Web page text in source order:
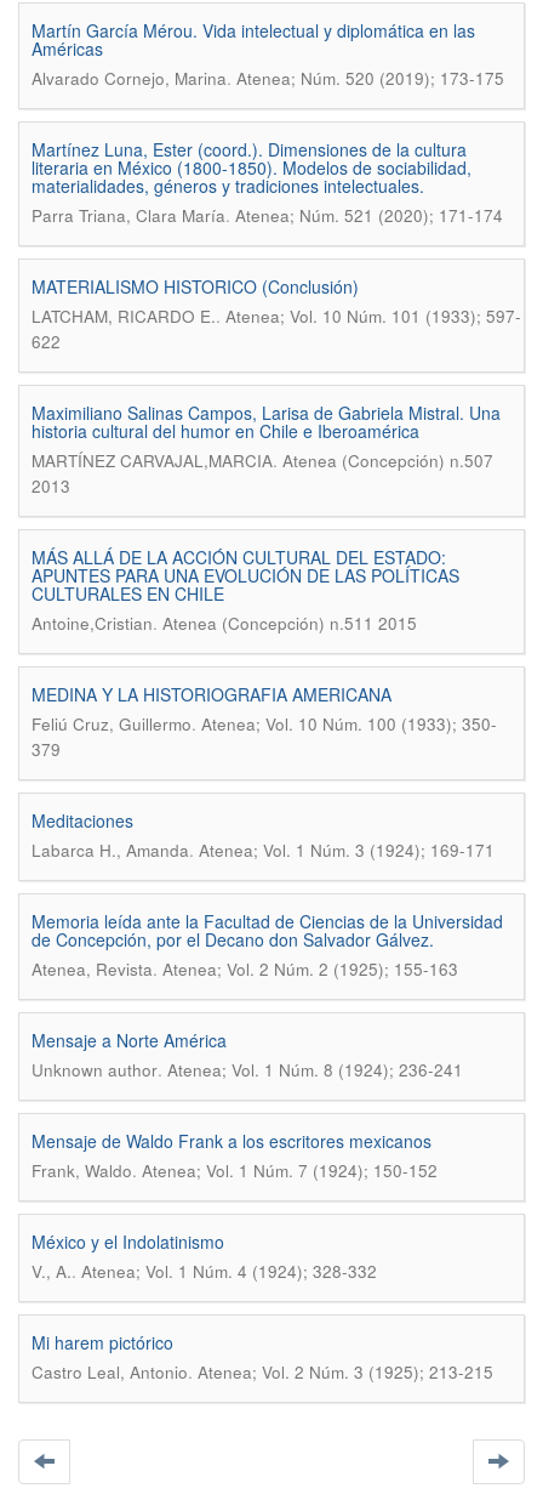
Martín García Mérou. Vida intelectual y diplomática en las
Américas
Alvarado Cornejo, Marina. Atenea; Núm. 520 (2019); 173-175
Martínez Luna, Ester (coord.). Dimensiones de la cultura
literaria en México (1800-1850). Modelos de sociabilidad,
materialidades, géneros y tradiciones intelectuales.
Parra Triana, Clara María. Atenea; Núm. 521 (2020); 171-174
MATERIALISMO HISTORICO (Conclusión)
LATCHAM, RICARDO E.. Atenea; Vol. 10 Núm. 101 (1933); 597-
622
Maximiliano Salinas Campos, Larisa de Gabriela Mistral. Una
historia cultural del humor en Chile e Iberoamérica
MARTÍNEZ CARVAJAL,MARCIA. Atenea (Concepción) n.507
2013
MÁS ALLÁ DE LA ACCIÓN CULTURAL DEL ESTADO:
APUNTES PARA UNA EVOLUCIÓN DE LAS POLÍTICAS
CULTURALES EN CHILE
Antoine,Cristian. Atenea (Concepción) n.511 2015
MEDINA Y LA HISTORIOGRAFIA AMERICANA
Feliú Cruz, Guillermo. Atenea; Vol. 10 Núm. 100 (1933); 350-
379
Meditaciones
Labarca H., Amanda. Atenea; Vol. 1 Núm. 3 (1924); 169-171
Memoria leída ante la Facultad de Ciencias de la Universidad
de Concepción, por el Decano don Salvador Gálvez.
Atenea, Revista. Atenea; Vol. 2 Núm. 2 (1925); 155-163
Mensaje a Norte América
Unknown author. Atenea; Vol. 1 Núm. 8 (1924); 236-241
Mensaje de Waldo Frank a los escritores mexicanos
Frank, Waldo. Atenea; Vol. 1 Núm. 7 (1924); 150-152
México y el Indolatinismo
V., A.. Atenea; Vol. 1 Núm. 4 (1924); 328-332
Mi harem pictórico
Castro Leal, Antonio. Atenea; Vol. 2 Núm. 3 (1925); 213-215